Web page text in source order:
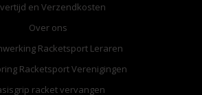
en Verzendkosten
Over ons
Racketsport Leraren
Racketsport Verenigingen
racket vervangen